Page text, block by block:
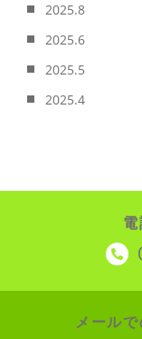
2025.8
2025.6
2025.5
2025.4
メール